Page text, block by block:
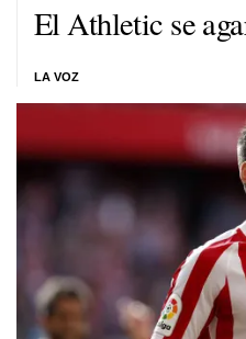
El Athletic se
LA VOZ